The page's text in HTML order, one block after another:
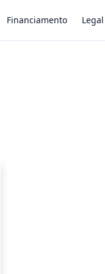
Financiamento Legal